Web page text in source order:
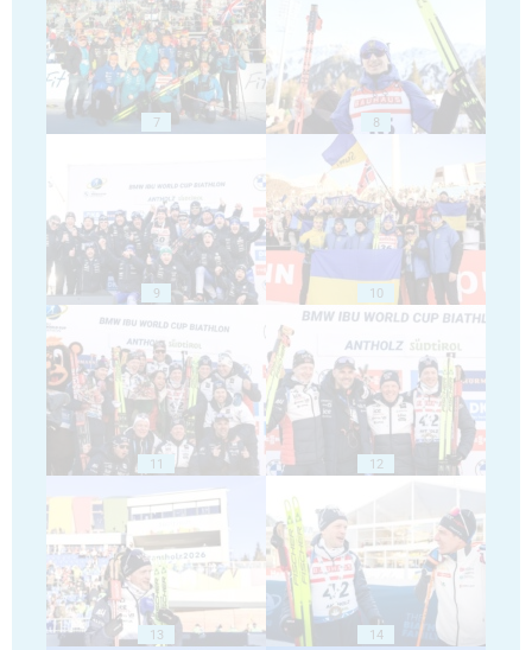
7 8
9 10
11 12
13 14